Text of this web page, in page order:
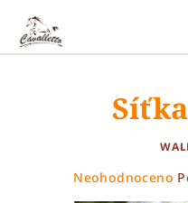
obsah
Průměrné
Neohodnoceno